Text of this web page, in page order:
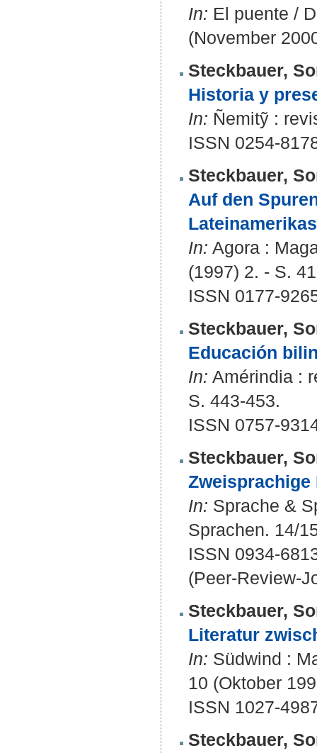
In: El puente /
(November
Steckbauer,
Historia y
In: Ñemitỹ :
ISSN 0254-
Steckbauer,
Auf den
In: Agora :
(1997) 2. - S.
ISSN 0177-
Steckbauer,
Educación
In: Amérindia :
S. 443-453.
ISSN 0757-
Steckbauer,
Zweisprachige
In: Sprache &
Sprachen. 14/
ISSN 0934-
(Peer-Review-
Steckbauer,
Literatur
In: Südwind :
10 (Oktober
ISSN 1027-
Steckbauer,